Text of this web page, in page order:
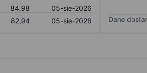
84,98
05-sie-2026
82,94 05-sie-2026 Dane